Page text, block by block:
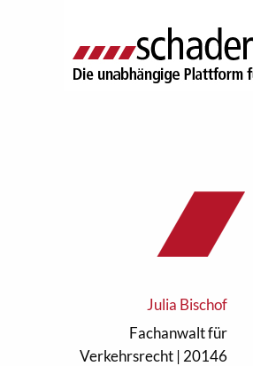
Julia Bischof
Fachanwalt für
Verkehrsrecht | 20146